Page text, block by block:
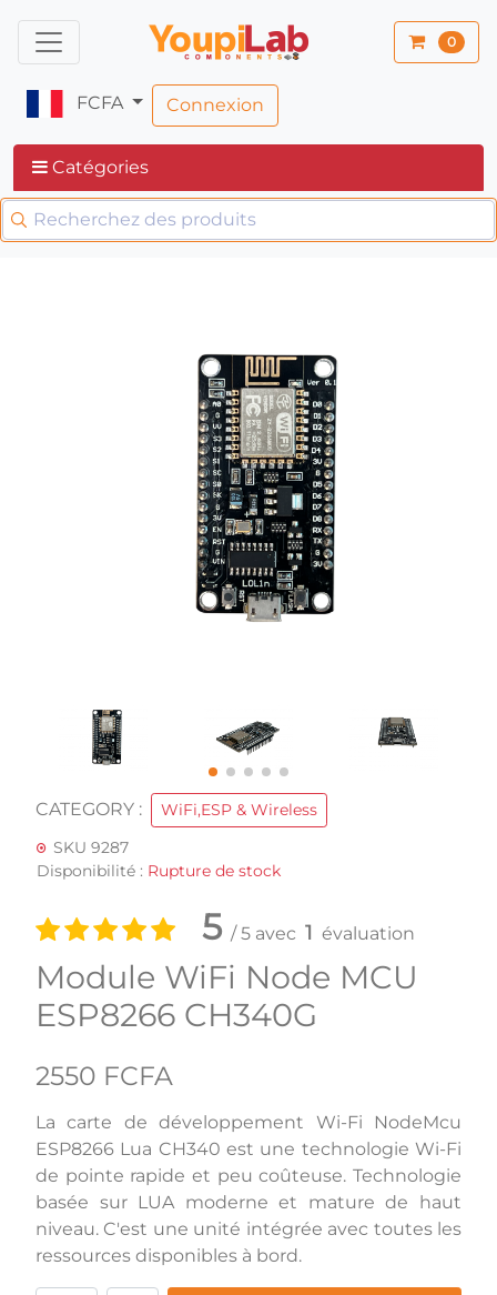
0
FCFA Connexion
Catégories
CATEGORY :
WiFi,ESP & Wireless
SKU 9287
Disponibilité : Rupture de stock
5 / 5 avec 1 évaluation
Module WiFi Node MCU
ESP8266 CH340G
2550 FCFA
La carte de développement Wi-Fi NodeMcu
ESP8266 Lua CH340 est une technologie Wi-Fi
de pointe rapide et peu coûteuse. Technologie
basée sur LUA moderne et mature de haut
niveau. C'est une unité intégrée avec toutes les
ressources disponibles à bord.